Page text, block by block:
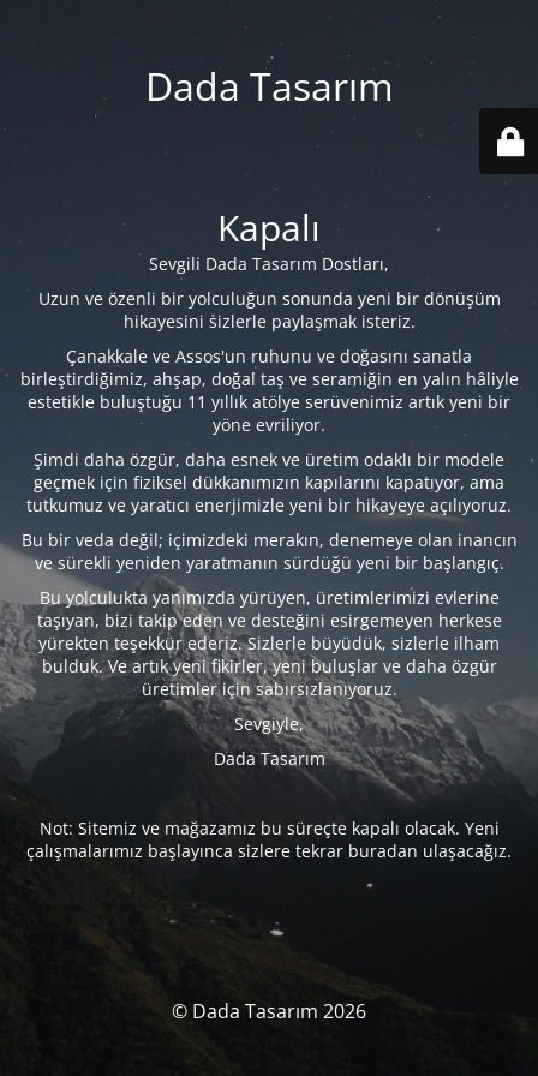
Dada Tasarım
Kapalı
Sevgili Dada Tasarım Dostları,
Uzun ve özenli bir yolculuğun sonunda yeni bir dönüşüm
hikayesini sizlerle paylaşmak isteriz.
Çanakkale ve Assos'un ruhunu ve doğasını sanatla
birleştirdiğimiz, ahşap, doğal taş ve seramiğin en yalın hâliyle
estetikle buluştuğu 11 yıllık atölye serüvenimiz artık yeni bir
yöne evriliyor.
Şimdi daha özgür, daha esnek ve üretim odaklı bir modele
geçmek için fiziksel dükkanımızın kapılarını kapatıyor, ama
tutkumuz ve yaratıcı enerjimizle yeni bir hikayeye açılıyoruz.
Bu bir veda değil; içimizdeki merakın, denemeye olan inancın
ve sürekli yeniden yaratmanın sürdüğü yeni bir başlangıç.
Bu yolculukta yanımızda yürüyen, üretimlerimizi evlerine
taşıyan, bizi takip eden ve desteğini esirgemeyen herkese
yürekten teşekkür ederiz. Sizlerle büyüdük, sizlerle ilham
bulduk. Ve artık yeni fikirler, yeni buluşlar ve daha özgür
üretimler için sabırsızlanıyoruz.
Sevgiyle,
Dada Tasarım
Not: Sitemiz ve mağazamız bu süreçte kapalı olacak. Yeni
çalışmalarımız başlayınca sizlere tekrar buradan ulaşacağız.
© Dada Tasarım 2026